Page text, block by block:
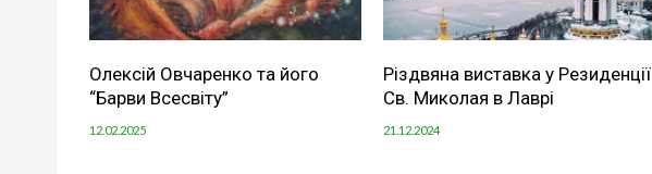
Олексій Овчаренко та його
“Барви Всесвіту”
12.02.2025
Різдвяна виставка у Резиденції
Св. Миколая в Лаврі
21.12.2024